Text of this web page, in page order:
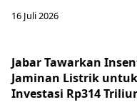
16 Juli 2026
Jabar Tawarkan
Jaminan Listrik
Investasi Rp314